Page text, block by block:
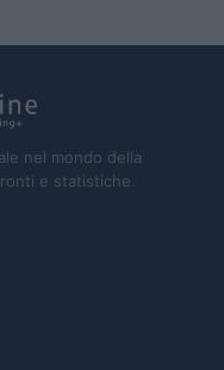
nel mondo della
e statistiche.